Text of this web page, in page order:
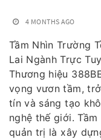
4 MONTHS AGO
Tầm Nhìn Trường
Lai Ngành Trực
Thương hiệu
vọng vươn tầm,
tín và sáng tạo
nghệ thế giới. Tầm
quản trị là xây